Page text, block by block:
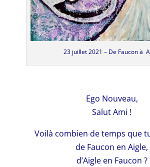
23 juillet 2021 – De Faucon à
Ego Nouveau,
Salut Ami !
Voilà combien de temps que
de Faucon en Aigle,
d’Aigle en Faucon ?